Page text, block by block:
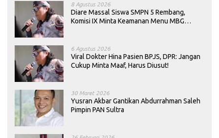
8 Agustus 2026
Diare Massal Siswa SMPN 5 Rembang,
Komisi IX Minta Keamanan Menu MBG
6 Agustus 2026
Viral Dokter Hina Pasien BPJS, DPR: Jangan
Cukup Minta Maaf, Harus Diusut!
30 Maret 2026
Yusran Akbar Gantikan Abdurrahman Saleh
Pimpin PAN Sultra